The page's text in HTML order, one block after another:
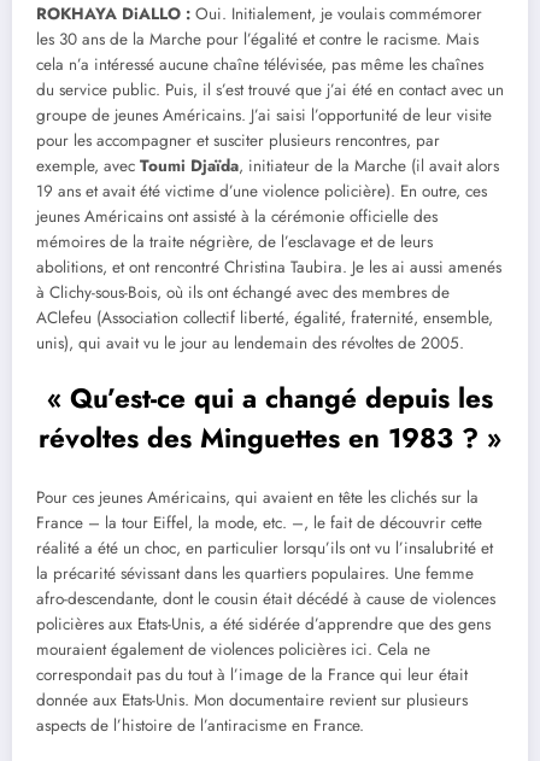
ROKHAYA DiALLO : Oui. Initialement, je voulais commémorer
les 30 ans de la Marche pour l’égalité et contre le racisme. Mais
cela n’a intéressé aucune chaîne télévisée, pas même les chaînes
du service public. Puis, il s’est trouvé que j’ai été en contact avec un
groupe de jeunes Américains. J’ai saisi l’opportunité de leur visite
pour les accompagner et susciter plusieurs rencontres, par
exemple, avec Toumi Djaïda, initiateur de la Marche (il avait alors
19 ans et avait été victime d’une violence policière). En outre, ces
jeunes Américains ont assisté à la cérémonie officielle des
mémoires de la traite négrière, de l’esclavage et de leurs
abolitions, et ont rencontré Christina Taubira. Je les ai aussi amenés
à Clichy-sous-Bois, où ils ont échangé avec des membres de
AClefeu (Association collectif liberté, égalité, fraternité, ensemble,
unis), qui avait vu le jour au lendemain des révoltes de 2005.
« Qu’est-ce qui a changé depuis les
révoltes des Minguettes en 1983 ? »
Pour ces jeunes Américains, qui avaient en tête les clichés sur la
France – la tour Eiffel, la mode, etc. –, le fait de découvrir cette
réalité a été un choc, en particulier lorsqu’ils ont vu l’insalubrité et
la précarité sévissant dans les quartiers populaires. Une femme
afro-descendante, dont le cousin était décédé à cause de violences
policières aux Etats-Unis, a été sidérée d’apprendre que des gens
mouraient également de violences policières ici. Cela ne
correspondait pas du tout à l’image de la France qui leur était
donnée aux Etats-Unis. Mon documentaire revient sur plusieurs
aspects de l’histoire de l’antiracisme en France.